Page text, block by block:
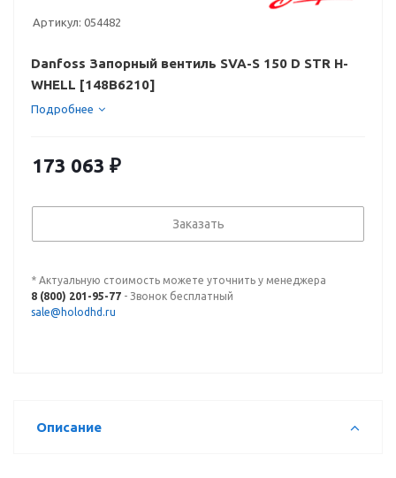
Артикул: 054482
Danfoss Запорный вентиль SVA-S 150 D STR H-
WHELL [148B6210]
Подробнее
173 063 ₽
Заказать
* Актуальную стоимость можете уточнить у менеджера
8 (800) 201-95-77 - Звонок бесплатный
sale@holodhd.ru
Описание